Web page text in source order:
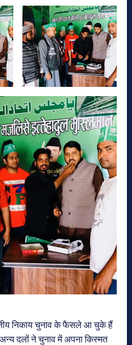
निकाय चुनाव के फैसले आ चुके हैं
दलों ने चुनाव में अपना किस्मत